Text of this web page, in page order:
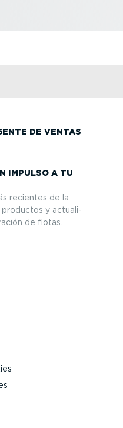
DE VENTAS
IMPULSO A TU
recientes de la
productos y actua­li­
de flotas.